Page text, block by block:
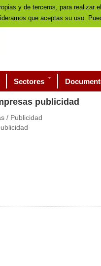
Sectores
publicidad
/ Publicidad
y de terceros, para realizar
que aceptas su uso.